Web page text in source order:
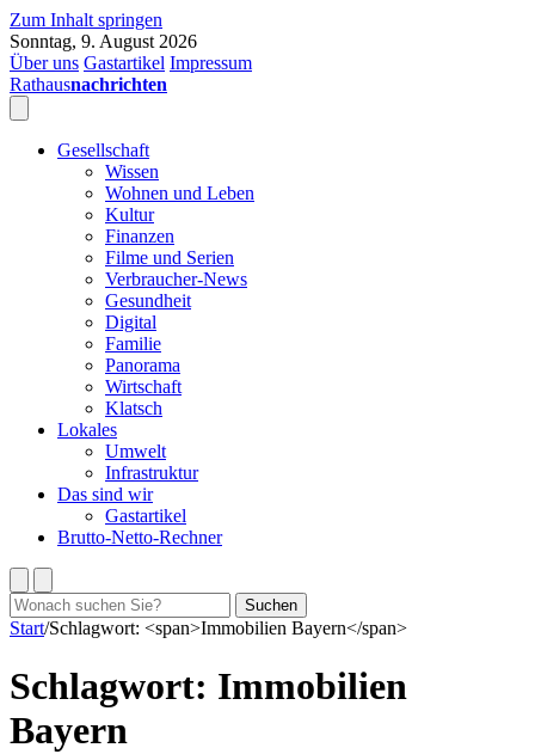
Zum Inhalt springen
Sonntag, 9. August 2026
Über uns Gastartikel Impressum
Rathausnachrichten
Gesellschaft
Wissen
Wohnen und Leben
Kultur
Finanzen
Filme und Serien
Verbraucher-News
Gesundheit
Digital
Familie
Panorama
Wirtschaft
Klatsch
Lokales
Umwelt
Infrastruktur
Das sind wir
Gastartikel
Brutto-Netto-Rechner
Suchen
nach:
Suchen
Start/Schlagwort: <span>Immobilien Bayern</span>
Schlagwort: Immobilien
Bayern